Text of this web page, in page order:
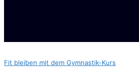
Fit bleiben mit dem Gymnastik-Kurs